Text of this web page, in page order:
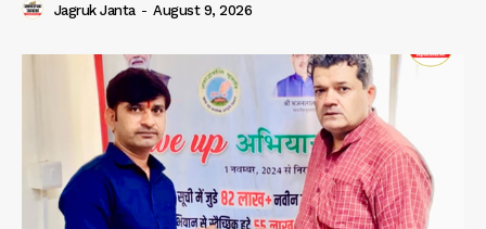
Jagruk Janta - August 9, 2026